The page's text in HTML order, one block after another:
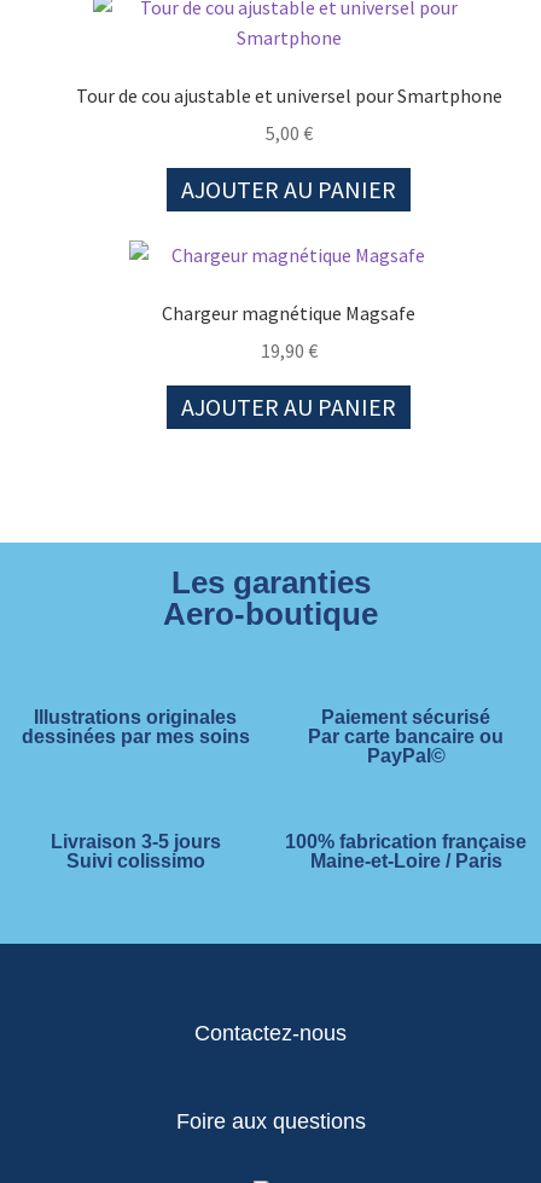
Tour de cou ajustable et universel pour Smartphone
5,00 €
AJOUTER AU PANIER
Chargeur magnétique Magsafe
19,90 €
AJOUTER AU PANIER
Les garanties
Aero-boutique
Illustrations originales
dessinées par mes soins
Paiement sécurisé
Par carte bancaire ou
PayPal©
Livraison 3-5 jours
Suivi colissimo
100% fabrication française
Maine-et-Loire / Paris
Contactez-nous
Foire aux questions